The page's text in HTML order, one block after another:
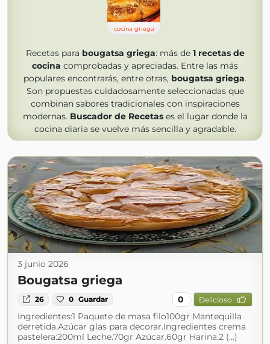
cocina griega
Recetas para bougatsa griega: más de 1 recetas de
cocina comprobadas y apreciadas. Entre las más
populares encontrarás, entre otras, bougatsa griega.
Son propuestas cuidadosamente seleccionadas que
combinan sabores tradicionales con inspiraciones
modernas. Buscador de Recetases el lugar donde la
cocina diaria se vuelve más sencilla y agradable.
3 junio 2026
Bougatsa griega
26 0 Guardar 0 Delicioso
Ingredientes:1 Paquete de masa filo100gr Mantequilla
derretida.Azúcar glas para decorar.Ingredientes crema
pastelera:200ml Leche.70gr Azúcar.60gr Harina.2 (...)